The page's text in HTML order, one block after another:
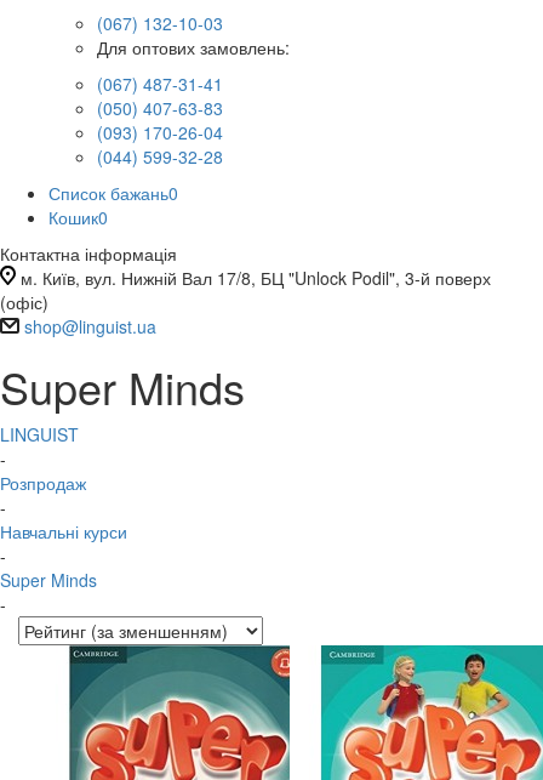
(067) 132-10-03
Для оптових замовлень:
(067) 487-31-41
(050) 407-63-83
(093) 170-26-04
(044) 599-32-28
Список бажань0
Кошик0
Контактна інформація
м. Київ, вул. Нижній Вал 17/8, БЦ "Unlock Podil", 3-й поверх
(офіс)
shop@linguist.ua
Super Minds
LINGUIST
-
Розпродаж
-
Навчальні курси
-
Super Minds
-